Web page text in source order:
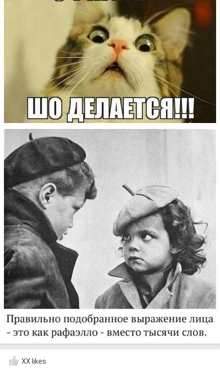
XX likes